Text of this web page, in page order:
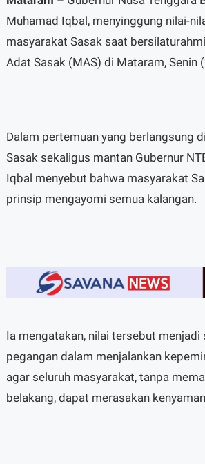
Muhamad Iqbal, menyinggung nilai-
masyarakat Sasak saat
Adat Sasak (MAS) di Mataram,
Dalam pertemuan yang berlangsung
Sasak sekaligus mantan Gubernur
Iqbal menyebut bahwa masyarakat
prinsip mengayomi semua kalangan.
Ia mengatakan, nilai tersebut menjadi
pegangan dalam menjalankan
agar seluruh masyarakat, tanpa
belakang, dapat merasakan